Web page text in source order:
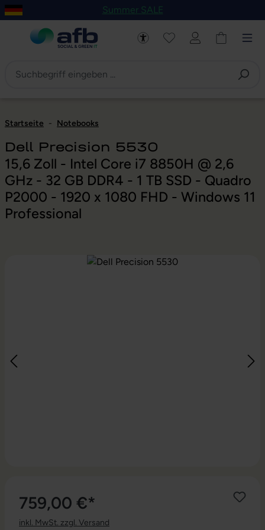
Hauptinhalt springen
Zur Navigation der B2B-Plattform springen
Summer SALE
Startseite - Notebooks
Dell Precision 5530
15,6 Zoll - Intel Core i7 8850H @ 2,6
GHz - 32 GB DDR4 - 1 TB SSD - Quadro
P2000 - 1920 x 1080 FHD - Windows 11
Professional
Bildergalerie überspringen
759,00 €*
inkl. MwSt. zzgl. Versand